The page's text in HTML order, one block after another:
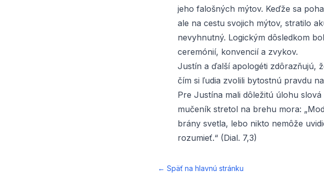
jeho falošných mýtov. Keďže sa
ale na cestu svojich mýtov, stratilo
nevyhnutný. Logickým dôsledkom
ceremónií, konvencií a zvykov.
Justín a ďalší apologéti zdôrazňujú,
čím si ľudia zvolili bytostnú pravdu
Pre Justína mali dôležitú úlohu
mučeník stretol na brehu mora:
brány svetla, lebo nikto nemôže
rozumieť.“ (Dial. 7,3)
← Späť na hlavnú stránku